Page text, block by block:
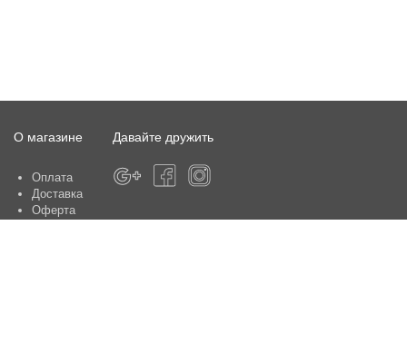
О магазине
Оплата
Доставка
Оферта
Давайте дружить